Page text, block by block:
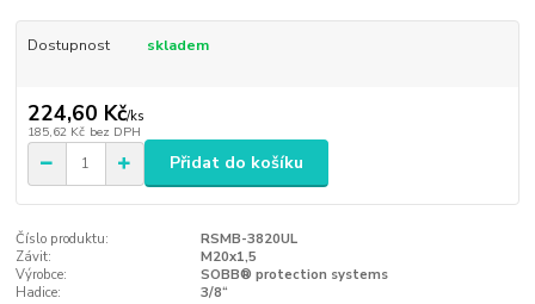
Dostupnost skladem
224,60 Kč/ks
185,62 Kč bez DPH
Přidat do košíku
Číslo produktu:
RSMB-3820UL
Závit:
M20x1,5
Výrobce:
SOBB® protection systems
Hadice:
3/8“